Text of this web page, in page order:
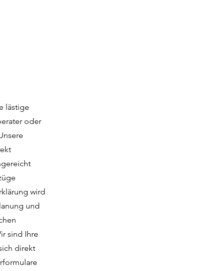
lästige
oder
wird
und
sind Ihre
direkt